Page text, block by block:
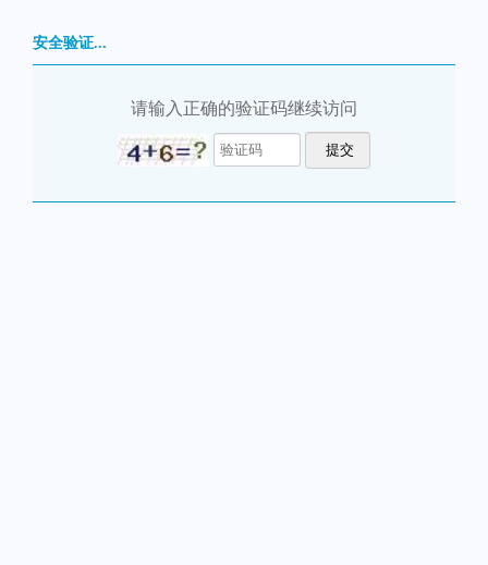
安全验证...
请输入正确的验证码继续访问